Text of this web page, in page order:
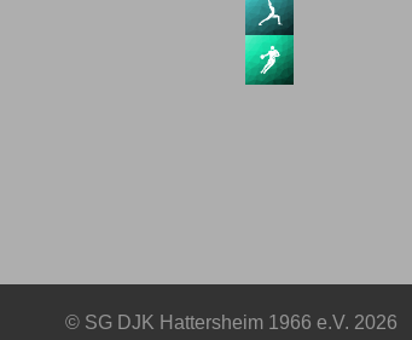
© SG DJK Hattersheim 1966 e.V. 2026